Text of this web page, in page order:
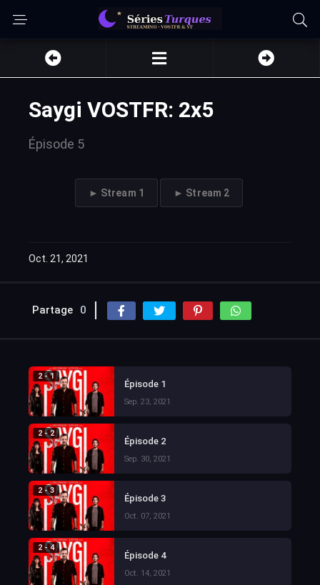
Saygi VOSTFR: 2x5
Épisode 5
► Stream 1 ► Stream 2
Oct. 21, 2021
Partage 0
2 - 1
Épisode 1
Sep. 23, 2021
2 - 2
Épisode 2
Sep. 30, 2021
2 - 3
Épisode 3
Oct. 07, 2021
2 - 4
Épisode 4
Oct. 14, 2021